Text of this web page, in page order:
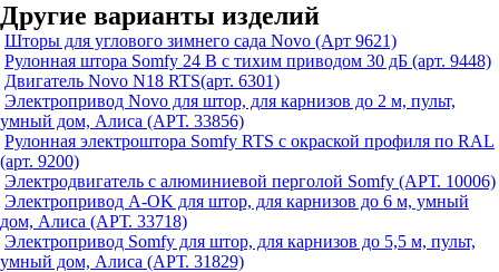
Другие варианты изделий
Шторы для углового зимнего сада Novo (Арт 9621)
Рулонная штора Somfy 24 В с тихим приводом 30 дБ (арт. 9448)
Двигатель Novo N18 RTS(арт. 6301)
Электропривод Novo для штор, для карнизов до 2 м, пульт,
умный дом, Алиса (АРТ. 33856)
Рулонная электроштора Somfy RTS с окраской профиля по RAL
(арт. 9200)
Электродвигатель с алюминиевой перголой Somfy (АРТ. 10006)
Электропривод A-OK для штор, для карнизов до 6 м, умный
дом, Алиса (АРТ. 33718)
Электропривод Somfy для штор, для карнизов до 5,5 м, пульт,
умный дом, Алиса (АРТ. 31829)